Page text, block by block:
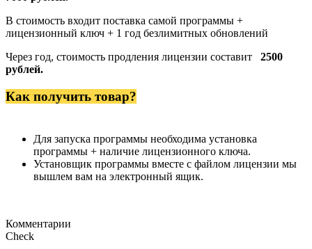
В стоимость входит поставка самой программы +
лицензионный ключ + 1 год безлимитных обновлений
Через год, стоимость продления лицензии составит
2500
рублей.
Как получить товар?
Для запуска программы необходима установка
программы + наличие лицензионного ключа.
Установщик программы вместе с файлом лицензии мы
вышлем вам на электронный ящик.
Комментарии
Check